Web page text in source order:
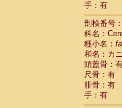
手：有
剖検番号
科名：
種小名：
和名：カ
頭蓋骨：
尺骨：有
腓骨：有
手：有